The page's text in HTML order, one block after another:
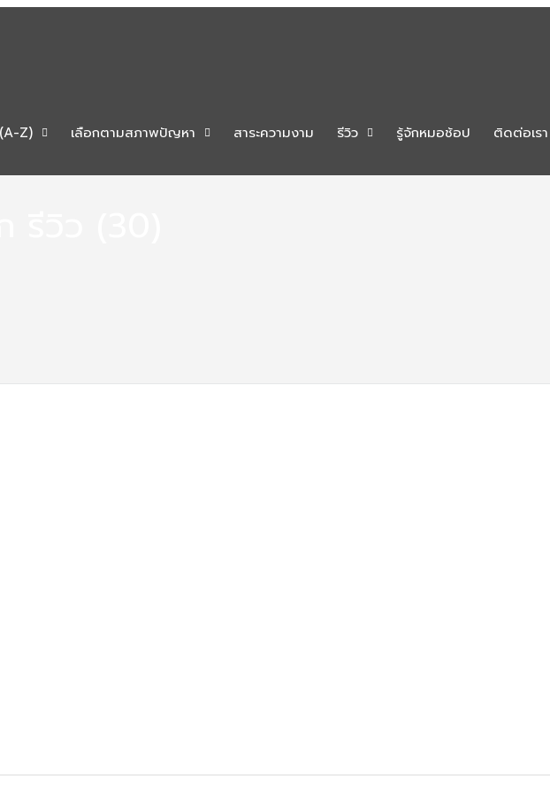
Z) เลือกตามสภาพปัญหา สาระความงาม รีวิว รู้จักหมอช้อป ติดต่อเรา